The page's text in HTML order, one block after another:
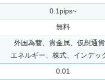
0.1pips~
無料
外国為替、貴金属、仮想通
エネルギー、株式、インデッ
0.01